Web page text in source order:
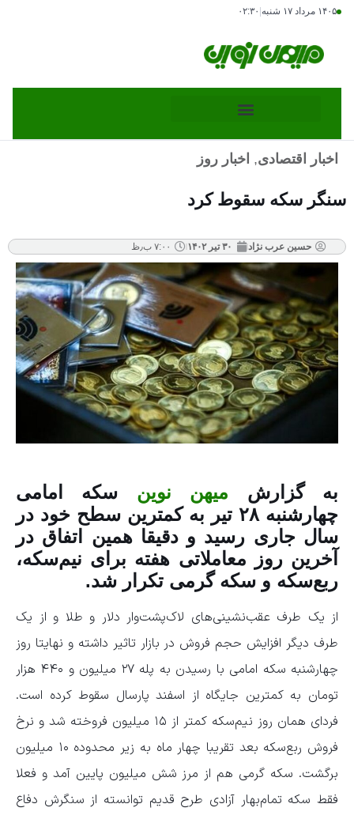
۱۴۰۵ مرداد ۱۷ شنبه ۰۲:۳۰
اخبار اقتصادی, اخبار روز
سنگر سکه سقوط کرد
حسین عرب نژاد ۳۰ تیر ۱۴۰۲ ۷:۰۰ ب٫ظ
به گزارش میهن نوین سکه امامی
چهارشنبه ۲۸ تیر به کمترین سطح خود در
سال جاری رسید و دقیقا همین اتفاق در
آخرین روز معاملاتی هفته برای نیم‌سکه،
ربع‌سکه و سکه گرمی تکرار شد.
از یک طرف عقب‌نشینی‌های لاک‌پشت‌وار دلار و طلا و از یک
طرف دیگر افزایش حجم فروش در بازار تاثیر داشته و نهایتا روز
چهارشنبه سکه امامی با رسیدن به پله ۲۷ میلیون و ۴۴۰ هزار
تومان به کمترین جایگاه از اسفند پارسال سقوط کرده است.
فردای همان روز نیم‌سکه کمتر از ۱۵ میلیون فروخته شد و نرخ
فروش ربع‌سکه بعد تقریبا چهار ماه به زیر محدوده ۱۰ میلیون
برگشت. سکه گرمی هم از مرز شش میلیون پایین آمد و فعلا
فقط سکه تمام‌بهار آزادی طرح قدیم توانسته از سنگرش دفاع